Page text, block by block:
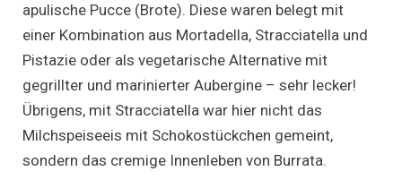
apulische Pucce (Brote). Diese waren belegt mit
einer Kombination aus Mortadella, Stracciatella und
Pistazie oder als vegetarische Alternative mit
gegrillter und marinierter Aubergine – sehr lecker!
Übrigens, mit Stracciatella war hier nicht das
Milchspeiseeis mit Schokostückchen gemeint,
sondern das cremige Innenleben von Burrata.